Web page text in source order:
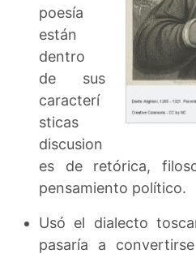
poesía
están
dentro
de sus
caracterí
sticas
discusion
es de retórica,
pensamiento político.
Usó el dialecto
pasaría a